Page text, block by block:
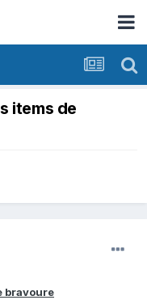
items de
bravoure